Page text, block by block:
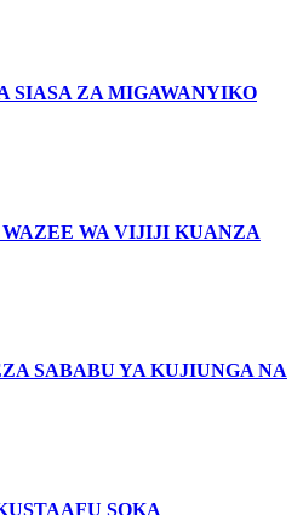
SIASA ZA MIGAWANYIKO
WA VIJIJI KUANZA
SABABU YA KUJIUNGA NA
SOKA